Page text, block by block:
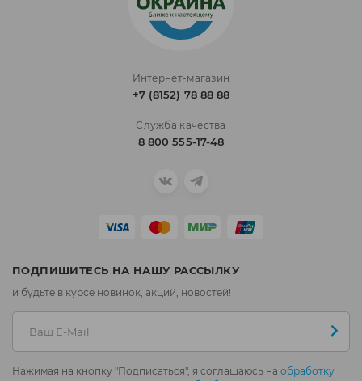
Интернет-магазин
+7 (8152) 78 88 88
Служба качества
8 800 555-17-48
ПОДПИШИТЕСЬ НА НАШУ РАССЫЛКУ
и будьте в курсе новинок, акций, новостей!
Нажимая на кнопку "Подписаться", я соглашаюсь на обработку